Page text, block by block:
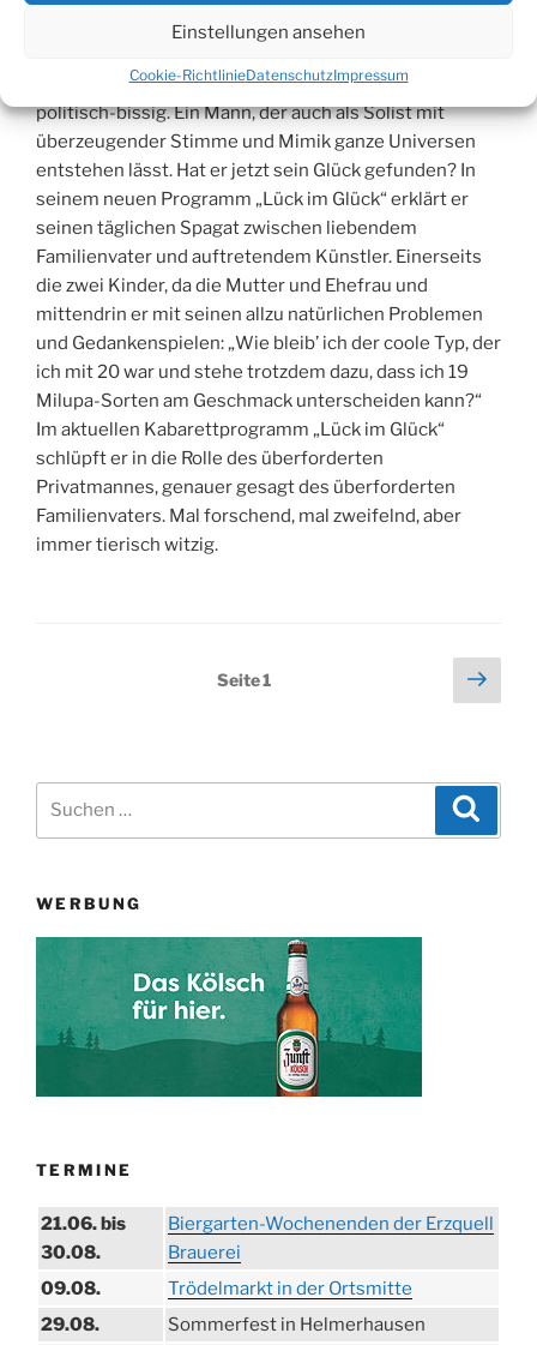
Einstellungen ansehen
Cookie-RichtlinieDatenschutzImpressum
Comedian Mitte der 1990er Jahre seine
mittlerweile auf der Bühne – mal brüllend komisch, mal
politisch-bissig. Ein Mann, der auch als Solist mit
überzeugender Stimme und Mimik ganze Universen
entstehen lässt. Hat er jetzt sein Glück gefunden? In
seinem neuen Programm „Lück im Glück“ erklärt er
seinen täglichen Spagat zwischen liebendem
Familienvater und auftretendem Künstler. Einerseits
die zwei Kinder, da die Mutter und Ehefrau und
mittendrin er mit seinen allzu natürlichen Problemen
und Gedankenspielen: „Wie bleib’ ich der coole Typ, der
ich mit 20 war und stehe trotzdem dazu, dass ich 19
Milupa-Sorten am Geschmack unterscheiden kann?“
Im aktuellen Kabarettprogramm „Lück im Glück“
schlüpft er in die Rolle des überforderten
Privatmannes, genauer gesagt des überforderten
Familienvaters. Mal forschend, mal zweifelnd, aber
immer tierisch witzig.
Seitennummerierung
Seite1
WERBUNG
TERMINE
21.06. bis
30.08.
Biergarten-Wochenenden der Erzquell
Brauerei
09.08.
Trödelmarkt in der Ortsmitte
29.08.
Sommerfest in Helmerhausen